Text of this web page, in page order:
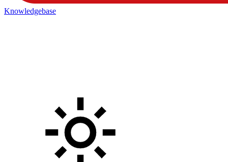
Knowledgebase